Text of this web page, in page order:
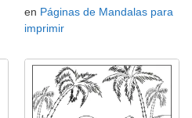
en Páginas de Mandalas para
imprimir